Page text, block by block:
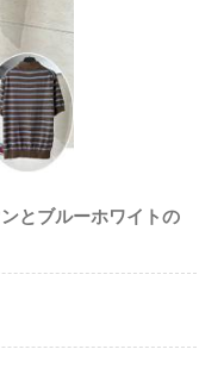
とブルーホワイトの